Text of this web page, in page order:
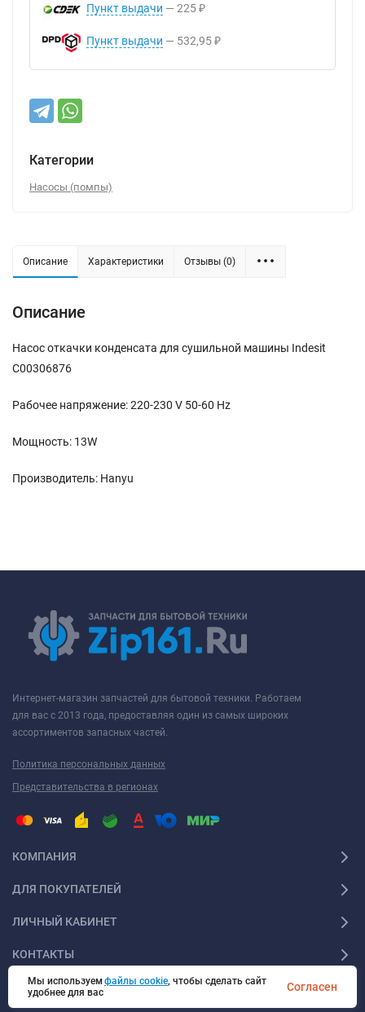
Пункт выдачи 225 ₽
Пункт выдачи 532,95 ₽
Категории
Насосы (помпы)
Описание Характеристики Отзывы (0)
Описание
Насос откачки конденсата для сушильной машины Indesit
C00306876
Рабочее напряжение: 220-230 V 50-60 Hz
Мощность: 13W
Производитель: Hanyu
Интернет-магазин запчастей для бытовой техники. Работаем
для вас с 2013 года, предоставляя один из самых широких
ассортиментов запасных частей.
Политика персональных данных
Представительства в регионах
КОМПАНИЯ
ДЛЯ ПОКУПАТЕЛЕЙ
ЛИЧНЫЙ КАБИНЕТ
КОНТАКТЫ
Мы используемфайлы cookie, чтобы сделать сайт
удобнее для вас
Согласен